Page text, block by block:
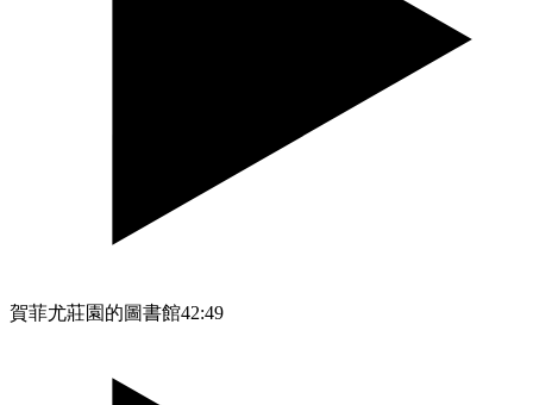
賀菲尤莊園的圖書館42:49